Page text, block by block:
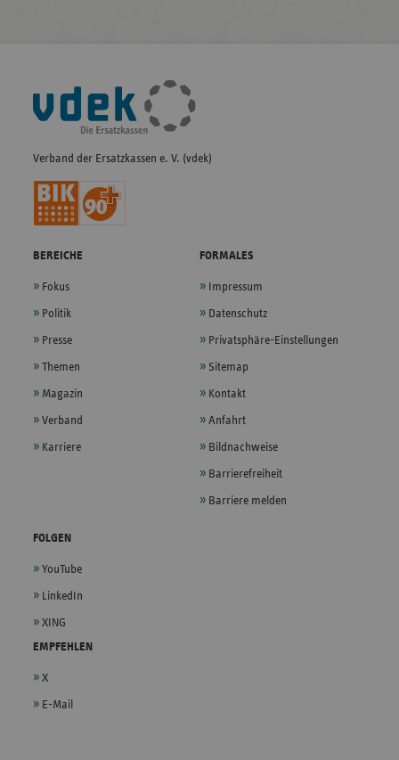
Fußleisten-
Navigation
Verband der Ersatzkassen e. V. (vdek)
BEREICHE
Fokus
Politik
Presse
Themen
Magazin
Verband
Karriere
FORMALES
Impressum
Datenschutz
Privatsphäre-Einstellungen
Sitemap
Kontakt
Anfahrt
Bildnachweise
Barrierefreiheit
Barriere melden
FOLGEN
YouTube
LinkedIn
XING
EMPFEHLEN
X
E-Mail